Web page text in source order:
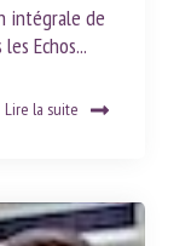
intégrale de
Echos...
Lire la suite